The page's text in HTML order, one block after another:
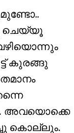
ചെയ്യൂ
കുരങ്ങു
അവയൊക്കെ
കൊല്ലും.